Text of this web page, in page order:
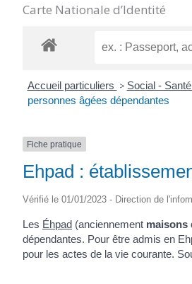
Carte Nationale d’Identité
Accueil particuliers > Social - Santé
personnes âgées dépendantes
Fiche pratique
Ehpad :
Vérifié le 01/01/2023 - Direction de
Les Éhpad (anciennement maisons
dépendantes. Pour être admis en
pour les actes de la vie courante.